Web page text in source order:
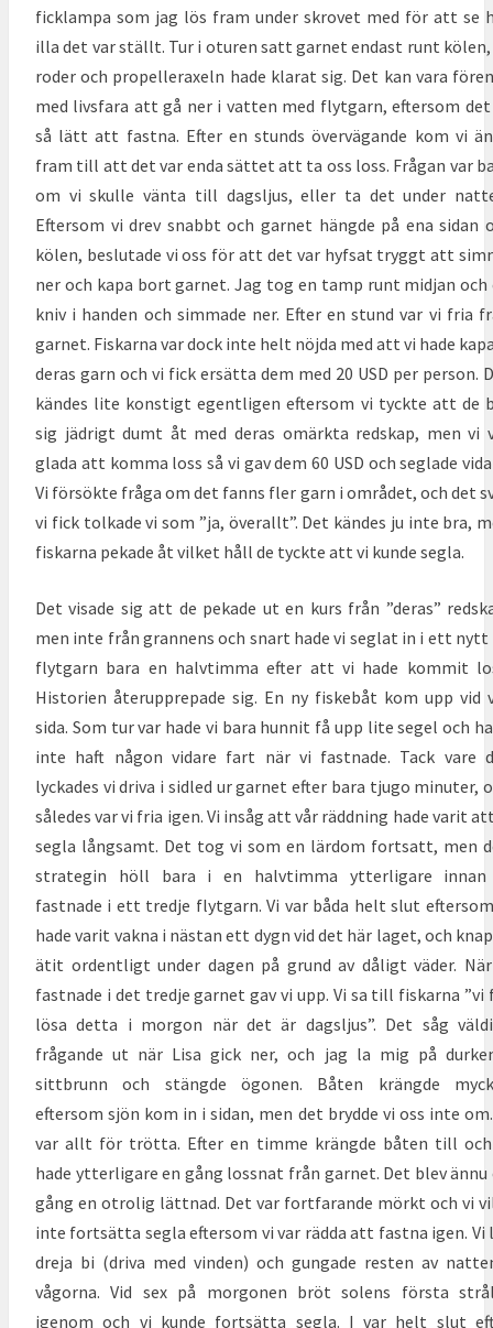
ficklampa som jag lös fram under skrovet med för att se
illa det var ställt. Tur i oturen satt garnet endast runt kölen,
roder och propelleraxeln hade klarat sig. Det kan vara
med livsfara att gå ner i vatten med flytgarn, eftersom
så lätt att fastna. Efter en stunds övervägande kom vi
fram till att det var enda sättet att ta oss loss. Frågan var
om vi skulle vänta till dagsljus, eller ta det under
Eftersom vi drev snabbt och garnet hängde på ena sidan
kölen, beslutade vi oss för att det var hyfsat tryggt att
ner och kapa bort garnet. Jag tog en tamp runt midjan och
kniv i handen och simmade ner. Efter en stund var vi fria
garnet. Fiskarna var dock inte helt nöjda med att vi hade
deras garn och vi fick ersätta dem med 20 USD per person.
kändes lite konstigt egentligen eftersom vi tyckte att de
sig jädrigt dumt åt med deras omärkta redskap, men vi
glada att komma loss så vi gav dem 60 USD och seglade
Vi försökte fråga om det fanns fler garn i området, och det
vi fick tolkade vi som ”ja, överallt”. Det kändes ju inte bra,
fiskarna pekade åt vilket håll de tyckte att vi kunde segla.
Det visade sig att de pekade ut en kurs från ”deras”
men inte från grannens och snart hade vi seglat in i ett nytt
flytgarn bara en halvtimma efter att vi hade kommit
Historien återupprepade sig. En ny fiskebåt kom upp vid
sida. Som tur var hade vi bara hunnit få upp lite segel och
inte haft någon vidare fart när vi fastnade. Tack vare
lyckades vi driva i sidled ur garnet efter bara tjugo minuter,
således var vi fria igen. Vi insåg att vår räddning hade varit
segla långsamt. Det tog vi som en lärdom fortsatt, men
strategin höll bara i en halvtimma ytterligare
fastnade i ett tredje flytgarn. Vi var båda helt slut
hade varit vakna i nästan ett dygn vid det här laget, och
ätit ordentligt under dagen på grund av dåligt väder.
fastnade i det tredje garnet gav vi upp. Vi sa till fiskarna ”vi
lösa detta i morgon när det är dagsljus”. Det såg
frågande ut när Lisa gick ner, och jag la mig på
sittbrunn och stängde ögonen. Båten krängde
eftersom sjön kom in i sidan, men det brydde vi oss inte
var allt för trötta. Efter en timme krängde båten till
hade ytterligare en gång lossnat från garnet. Det blev ännu
gång en otrolig lättnad. Det var fortfarande mörkt och vi
inte fortsätta segla eftersom vi var rädda att fastna igen. Vi
dreja bi (driva med vinden) och gungade resten av
vågorna. Vid sex på morgonen bröt solens första
igenom och vi kunde fortsätta segla. I var helt slut